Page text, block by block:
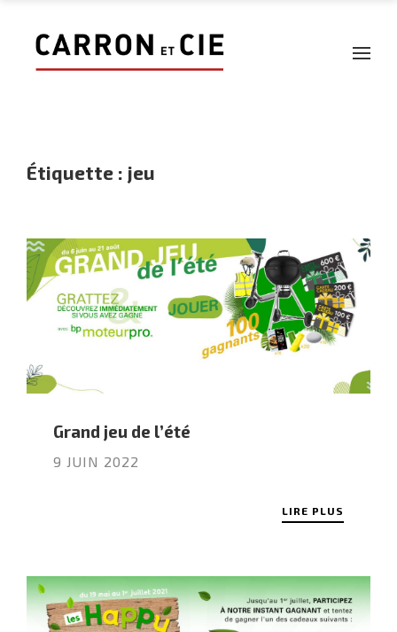
Étiquette : jeu
Grand jeu de l’été
9 JUIN 2022
LIRE PLUS